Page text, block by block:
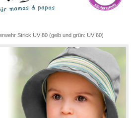
Strick UV 80 (gelb und grün: UV 60)